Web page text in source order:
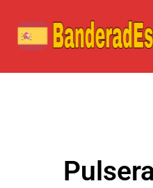
contenido